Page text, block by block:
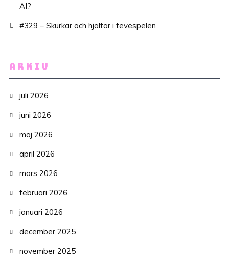
AI?
#329 – Skurkar och hjältar i tevespelen
ARKIV
juli 2026
juni 2026
maj 2026
april 2026
mars 2026
februari 2026
januari 2026
december 2025
november 2025